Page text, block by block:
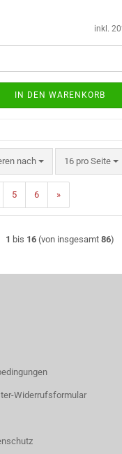
inkl.
IN DEN WARENKORB
nach
nach 16 pro Seite
pro Seite
5 6 »
1 bis 16 (von insgesamt 86)
Widerrufsformular